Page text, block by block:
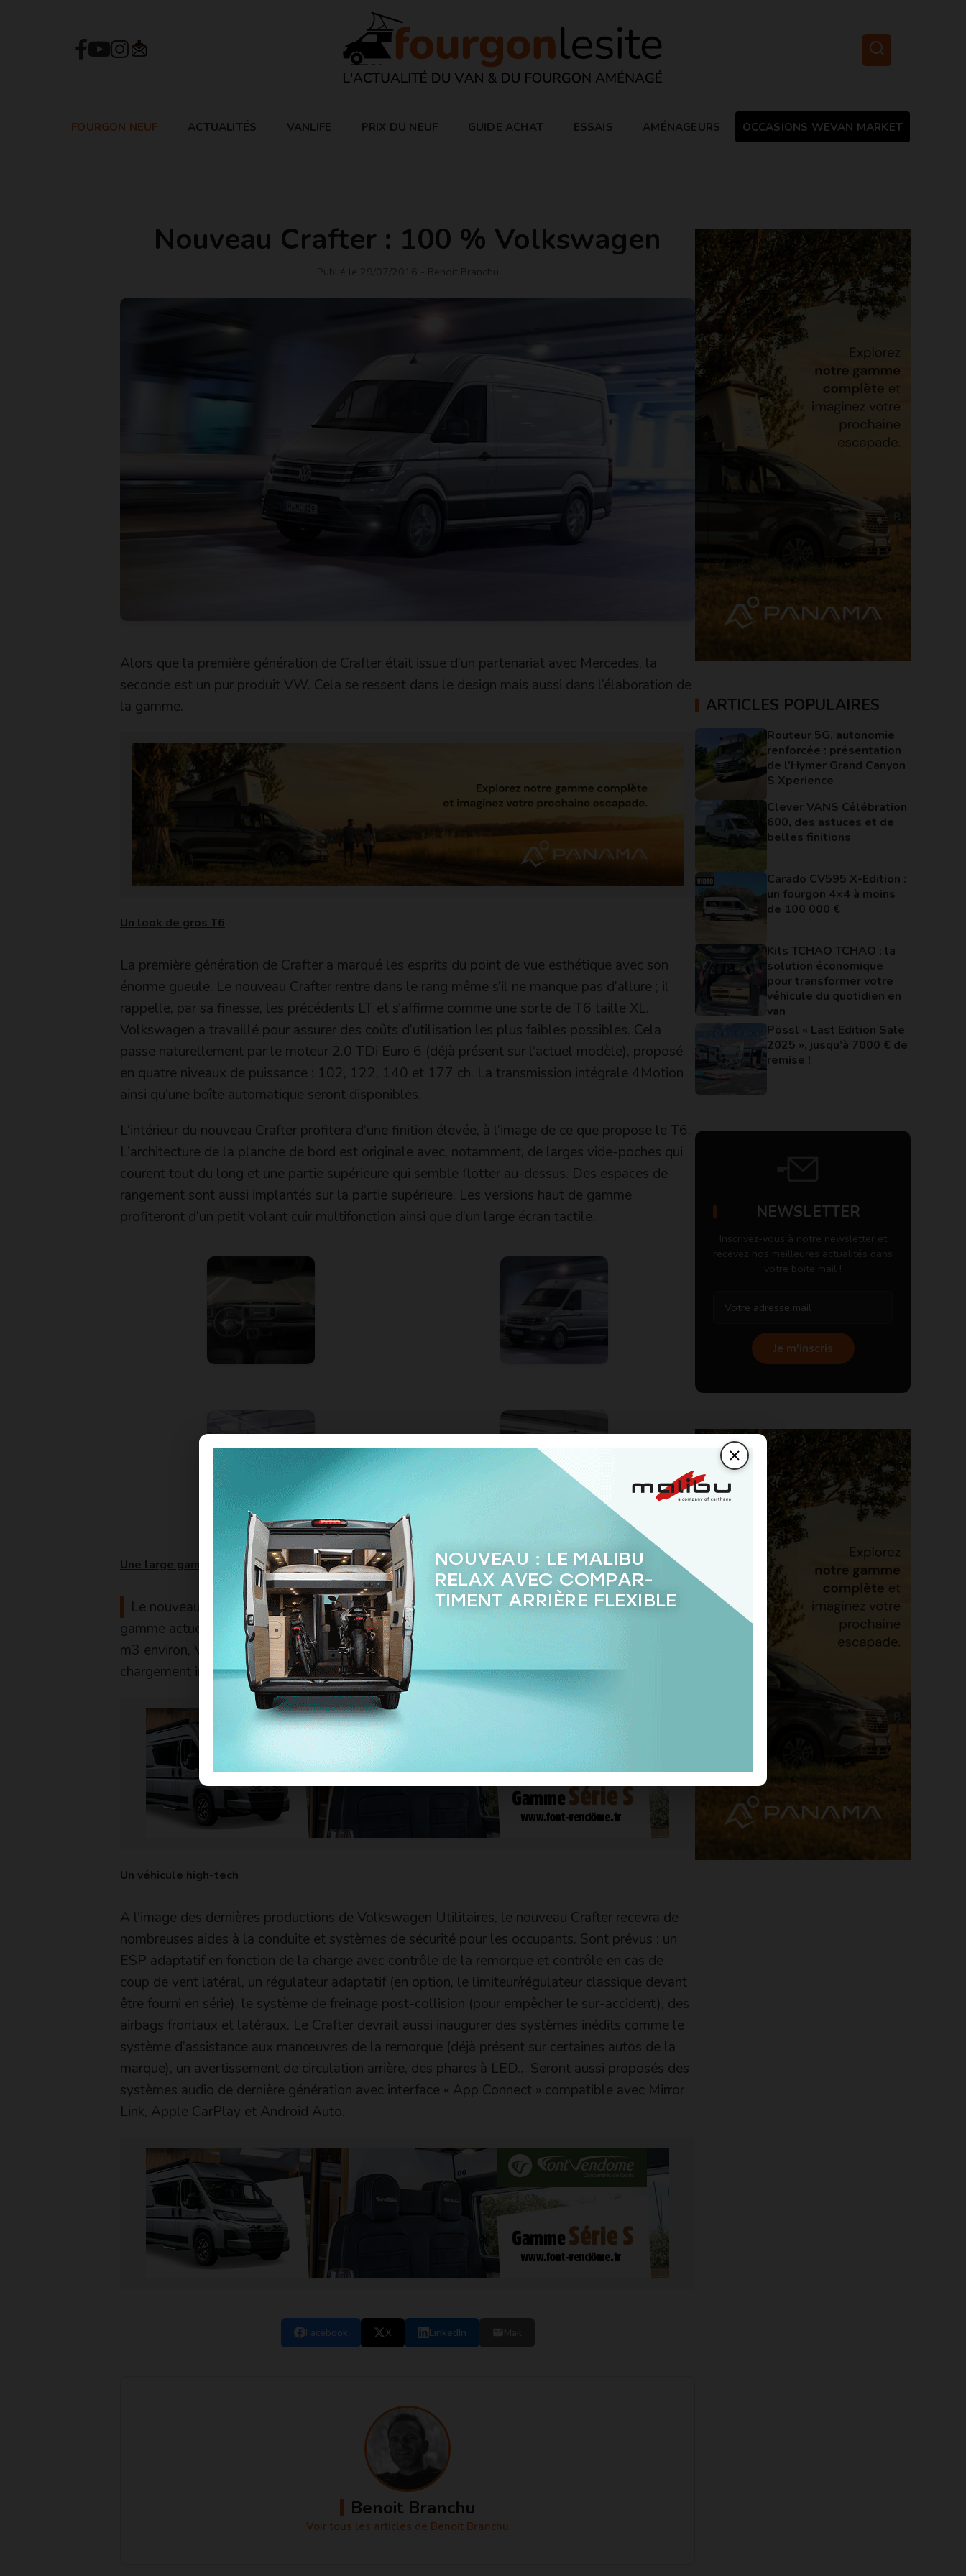
FOURGON NEUF ACTUALITÉS VANLIFE PRIX DU NEUF GUIDE ACHAT ESSAIS AMÉNAGEURS OCCASIONS WEVAN MARKET
Nouveau Crafter : 100 % Volkswagen
Alors que la première génération de Crafter était issue d’un partenariat avec Mercedes, la
seconde est un pur produit VW. Cela se ressent dans le design mais aussi dans l’élaboration de
la gamme.
Un look de gros T6
La première génération de Crafter a marqué les esprits du point de vue esthétique avec son
énorme gueule. Le nouveau Crafter rentre dans le rang même s’il ne manque pas d’allure ; il
rappelle, par sa finesse, les précédents LT et s’affirme comme une sorte de T6 taille XL.
Volkswagen a travaillé pour assurer des coûts d’utilisation les plus faibles possibles. Cela
passe naturellement par le moteur 2.0 TDi Euro 6 (déjà présent sur l’actuel modèle), proposé
en quatre niveaux de puissance : 102, 122, 140 et 177 ch. La transmission intégrale 4Motion
ainsi qu’une boîte automatique seront disponibles.
L’intérieur du nouveau Crafter profitera d’une finition élevée, à l’image de ce que propose le T6.
L’architecture de la planche de bord est originale avec, notamment, de larges vide-poches qui
courent tout du long et une partie supérieure qui semble flotter au-dessus. Des espaces de
rangement sont aussi implantés sur la partie supérieure. Les versions haut de gamme
profiteront d’un petit volant cuir multifonction ainsi que d’un large écran tactile.
Une large gamme
Le nouveau Crafter sera disponible en trois longueurs et trois hauteurs, à l’image de la
gamme actuelle. Cela devrait permettre d’offrir des volumes de chargement allant de 8 à 18
m3 environ, Volkswagen annonçant un espace intérieur optimisé et des longueurs de
chargement inédits dans la catégorie.
Un véhicule high-tech
A l’image des dernières productions de Volkswagen Utilitaires, le nouveau Crafter recevra de
nombreuses aides à la conduite et systèmes de sécurité pour les occupants. Sont prévus : un
ESP adaptatif en fonction de la charge avec contrôle de la remorque et contrôle en cas de
coup de vent latéral, un régulateur adaptatif (en option, le limiteur/régulateur classique devant
être fourni en série), le système de freinage post-collision (pour empêcher le sur-accident), des
airbags frontaux et latéraux. Le Crafter devrait aussi inaugurer des systèmes inédits comme le
système d’assistance aux manœuvres de la remorque (déjà présent sur certaines autos de la
marque), un avertissement de circulation arrière, des phares à LED… Seront aussi proposés des
systèmes audio de dernière génération avec interface « App Connect » compatible avec Mirror
Link, Apple CarPlay et Android Auto.
Facebook X LinkedIn
Benoit Branchu
Voir tous les articles de Benoit Branchu
ARTICLES POPULAIRES
Routeur 5G, autonomie
renforcée : présentation
de l’Hymer Grand Canyon
S Xperience
Clever VANS Célébration
600, des astuces et de
belles finitions
Carado CV595 X-Edition :
un fourgon 4×4 à moins
de 100 000 €
Kits TCHAO TCHAO : la
solution économique
pour transformer votre
véhicule du quotidien en
van
Pössl « Last Edition Sale
2025 », jusqu’à 7000 € de
remise !
NEWSLETTER
Inscrivez-vous à notre newsletter et
recevez nos meilleures actualités dans
votre boite mail !
Je m'inscris